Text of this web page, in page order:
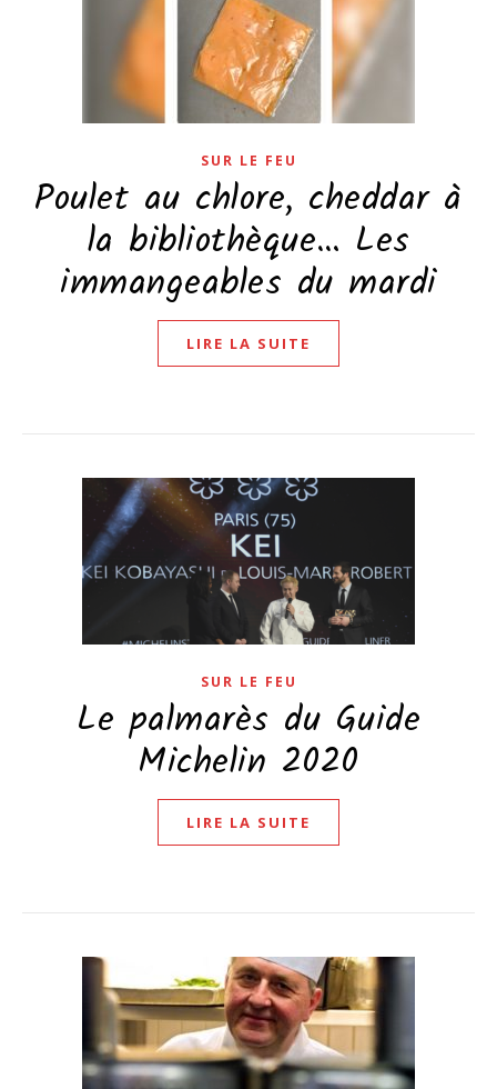
SUR LE FEU
Poulet au chlore, cheddar à
la bibliothèque… Les
immangeables du mardi
LIRE LA SUITE
SUR LE FEU
Le palmarès du Guide
Michelin 2020
LIRE LA SUITE